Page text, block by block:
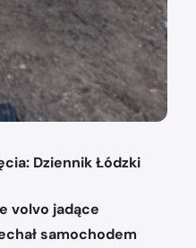
Dziennik Łódzki
volvo jadące
samochodem